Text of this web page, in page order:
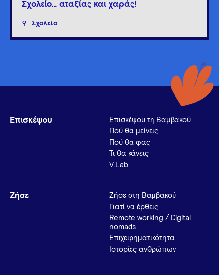
Σχολείο… αταξίας και χαράς!
Σχολείο
Επισκέψου
Επισκέψου τη Βαμβακού
Πού θα μείνεις
Πού θα φας
Τι θα κάνεις
V.Lab
Ζήσε
Ζήσε στη Βαμβακού
Γιατί να έρθεις
Remote working / Digital
nomads
Επιχειρηματικότητα
Ιστορίες ανθρώπων